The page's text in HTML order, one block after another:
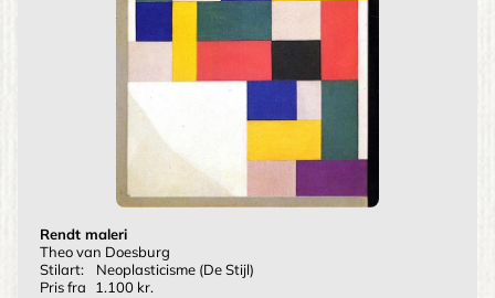
Rendt maleri
Theo van Doesburg
Stilart:
Neoplasticisme (De Stijl)
Pris fra
1.100 kr.